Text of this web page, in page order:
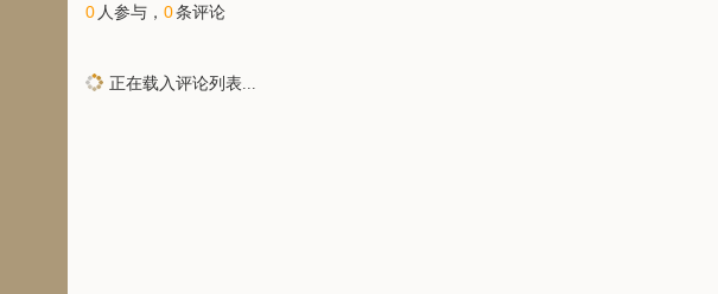
0 人参与， 0条评论
正在载入评论列表...